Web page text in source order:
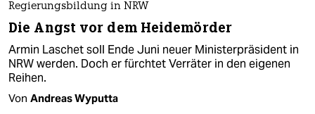
Regierungsbildung in NRW
Die Angst vor dem Heidemörder
Armin Laschet soll Ende Juni neuer Ministerpräsident in
NRW werden. Doch er fürchtet Verräter in den eigenen
Reihen.
Von Andreas Wyputta